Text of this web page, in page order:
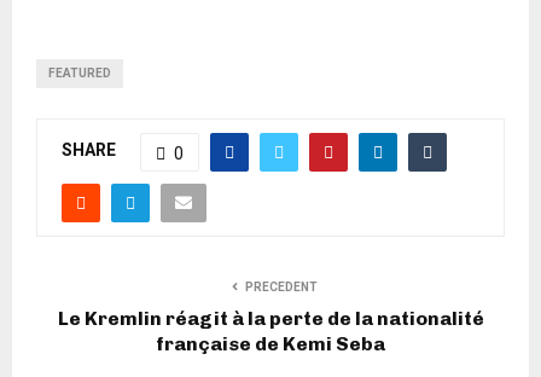
FEATURED
SHARE 0
PRECEDENT
Le Kremlin réagit à la perte de la nationalité
française de Kemi Seba